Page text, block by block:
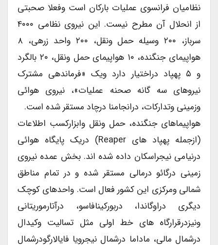
نظامیان فرانسوی عملیات بارکان است وفعلا صحبتی
از انحلال آن مطرح نیست. این نیروی نظامی ۴۰۰۰
هواپیمای جنگنده، ۱۰ هواپیمای حمل ونقل، ۲۰ بالگرد
و ۵ پهپاد دراختیار دارد ویک «فرماندهی مشترک
نیروهای سه گانه صحنه عملیات»، نیروی هوائی
وزمینی وتدارکات، درانجامنا درچاد مستقر شده است.
هواپیماهای جنگنده، حمل ونقل وابزارکسب اطلاعات
(ازجمله پهپاد های Reaper) دریک پایگاه هوائی
درنیامی نیجراسکان داده شده اند. بخش عمده نیروی
زمینی درگائو درمالی مستقر شده و در تمام مناطق
شمالی ومرکزی این کشور فعال است. واحدهای کوچک
دیگری دراوگاندا، دربورکینافاسو، درآتارموریتانی
ونیزدرقرارگاه های خط اولی مثل تسالیت وکیدال
درشمال مالی، ماداما درشمال نیجرویا فایالارگودرشمال